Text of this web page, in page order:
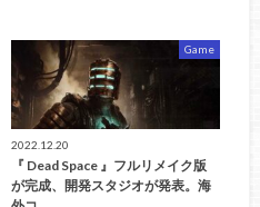
Game
2022.12.20
『 Dead Space 』フルリメイク版
が完成、開発スタジオが発表。海